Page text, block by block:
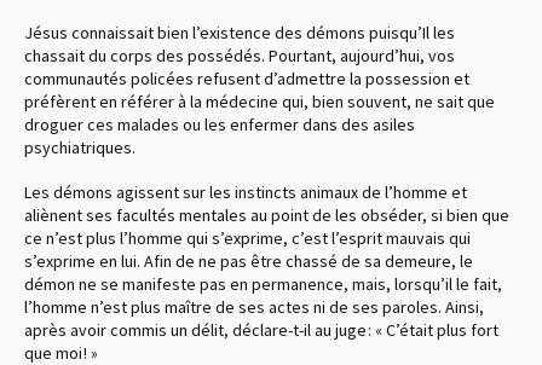
Jésus connaissait bien l’existence des démons puisqu’Il les
chassait du corps des possédés. Pourtant, aujourd’hui, vos
communautés policées refusent d’admettre la possession et
préfèrent en référer à la médecine qui, bien souvent, ne sait que
droguer ces malades ou les enfermer dans des asiles
psychiatriques.
Les démons agissent sur les instincts animaux de l’homme et
aliènent ses facultés mentales au point de les obséder, si bien que
ce n’est plus l’homme qui s’exprime, c’est l’esprit mauvais qui
s’exprime en lui. Afin de ne pas être chassé de sa demeure, le
démon ne se manifeste pas en permanence, mais, lorsqu’il le fait,
l’homme n’est plus maître de ses actes ni de ses paroles. Ainsi,
après avoir commis un délit, déclare-t-il au juge : « C’était plus fort
que moi ! »